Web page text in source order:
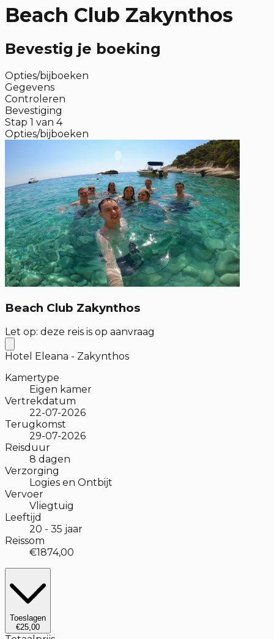
Beach Club Zakynthos
Bevestig je boeking
Opties/bijboeken
Gegevens
Controleren
Bevestiging
Stap 1 van 4
Opties/bijboeken
Beach Club Zakynthos
Let op: deze reis is op aanvraag
Hotel Eleana - Zakynthos
Kamertype
Eigen kamer
Vertrekdatum
22-07-2026
Terugkomst
29-07-2026
Reisduur
8 dagen
Verzorging
Logies en Ontbijt
Vervoer
Vliegtuig
Leeftijd
20 - 35 jaar
Reissom
€1874,00
Toeslagen
€25,00